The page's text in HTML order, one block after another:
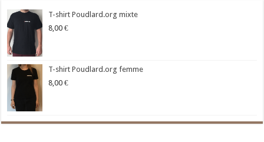
T-shirt Poudlard.org mixte
8,00 €
T-shirt Poudlard.org femme
8,00 €